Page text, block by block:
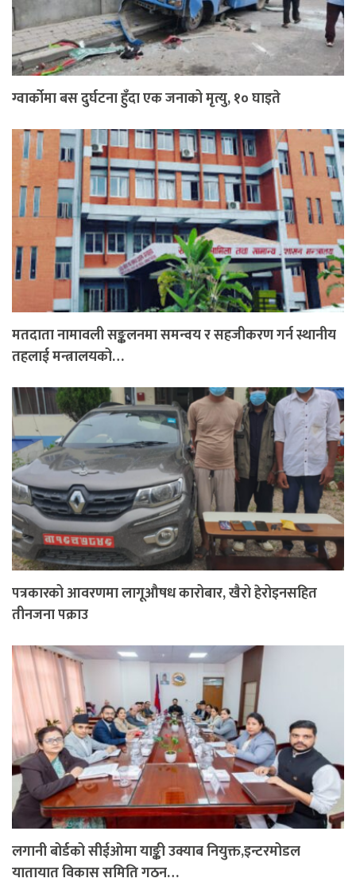
ग्वार्कोमा बस दुर्घटना हुँदा एक जनाको मृत्यु, १० घाइते
मतदाता नामावली सङ्कलनमा समन्वय र सहजीकरण गर्न स्थानीय
तहलाई मन्त्रालयको…
पत्रकारको आवरणमा लागूऔषध कारोबार, खैरो हेरोइनसहित
तीनजना पक्राउ
लगानी बोर्डको सीईओमा याङ्की उक्याब नियुक्त,इन्टरमोडल
यातायात विकास समिति गठन…